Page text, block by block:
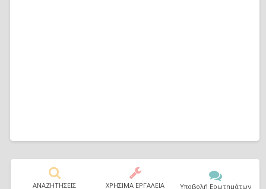
ΑΝΑΖΗΤΗΣΕΙΣ ΧΡΗΣΙΜΑ ΕΡΓΑΛΕΙΑ Υποβολή Ερωτημάτων